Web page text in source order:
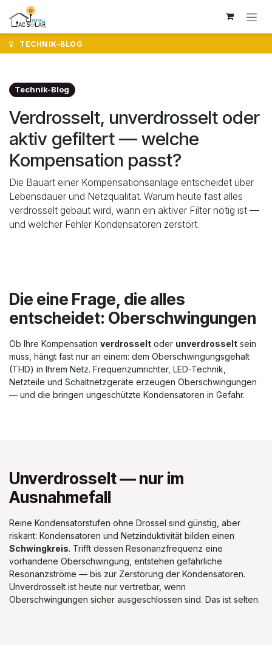
Zum Inhalt springen
TECHNIK-BLOG
Technik-Blog
Verdrosselt, unverdrosselt oder
aktiv gefiltert — welche
Kompensation passt?
Die Bauart einer Kompensationsanlage entscheidet über
Lebensdauer und Netzqualität. Warum heute fast alles
verdrosselt gebaut wird, wann ein aktiver Filter nötig ist —
und welcher Fehler Kondensatoren zerstört.
Die eine Frage, die alles
entscheidet: Oberschwingungen
Ob Ihre Kompensation verdrosselt oder unverdrosselt sein
muss, hängt fast nur an einem: dem Oberschwingungsgehalt
(THD) in Ihrem Netz. Frequenzumrichter, LED-Technik,
Netzteile und Schaltnetzgeräte erzeugen Oberschwingungen
— und die bringen ungeschützte Kondensatoren in Gefahr.
Unverdrosselt — nur im
Ausnahmefall
Reine Kondensatorstufen ohne Drossel sind günstig, aber
riskant: Kondensatoren und Netzinduktivität bilden einen
Schwingkreis. Trifft dessen Resonanzfrequenz eine
vorhandene Oberschwingung, entstehen gefährliche
Resonanzströme — bis zur Zerstörung der Kondensatoren.
Unverdrosselt ist heute nur vertretbar, wenn
Oberschwingungen sicher ausgeschlossen sind. Das ist selten.